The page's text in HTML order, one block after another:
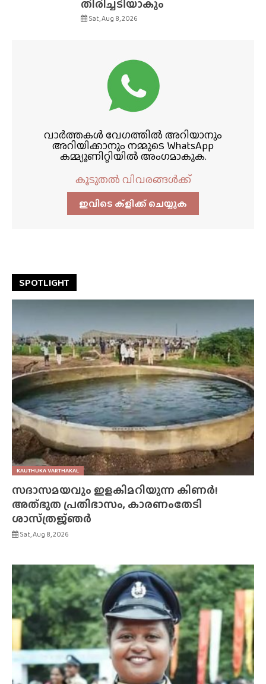
തിരിച്ചടിയാകും
Sat, Aug 8, 2026
വാർത്തകൾ വേഗത്തിൽ അറിയാനും
അറിയിക്കാനും നമ്മുടെ WhatsApp
കമ്മ്യൂണിറ്റിയിൽ അംഗമാകുക.
കൂടുതൽ വിവരങ്ങൾക്ക്
ഇവിടെ ക്ളിക്ക്‌ ചെയ്യുക
SPOTLIGHT
KAUTHUKA VARTHAKAL
സദാസമയവും ഇളകിമറിയുന്ന കിണർ!
അത്‌ഭുത പ്രതിഭാസം, കാരണംതേടി
ശാസ്‌ത്രജ്‌ഞർ
Sat, Aug 8, 2026